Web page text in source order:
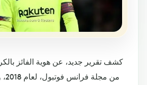
كشف تقرير جديد، عن هوية الفائز
من